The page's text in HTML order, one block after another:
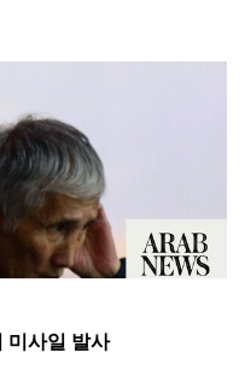
미사일 발사